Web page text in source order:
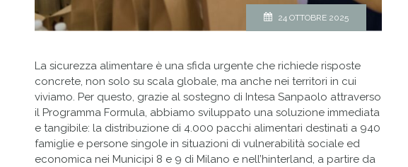
24 OTTOBRE 2025
La sicurezza alimentare è una sfida urgente che richiede risposte
concrete, non solo su scala globale, ma anche nei territori in cui
viviamo. Per questo, grazie al sostegno di Intesa Sanpaolo attraverso
il Programma Formula, abbiamo sviluppato una soluzione immediata
e tangibile: la distribuzione di 4.000 pacchi alimentari destinati a 940
famiglie e persone singole in situazioni di vulnerabilità sociale ed
economica nei Municipi 8 e 9 di Milano e nell’hinterland, a partire da